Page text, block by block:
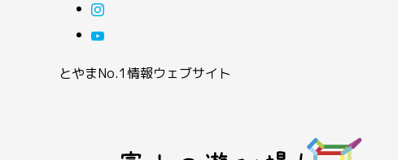
とやまNo.1情報ウェブサイト